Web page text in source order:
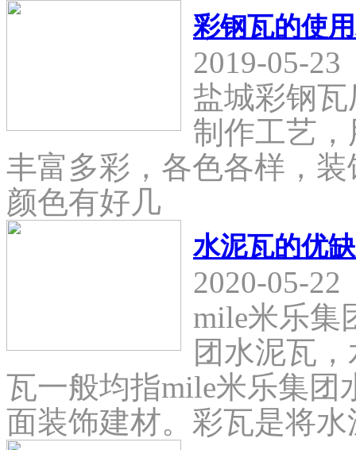
彩钢瓦的使
2019-05-23
盐城彩钢
制作工艺
丰富多彩，各色各样，
颜色有好几
水泥瓦的优
2020-05-22
mile米乐集
团水泥瓦
瓦一般均指mile米乐集团
面装饰建材。彩瓦是将